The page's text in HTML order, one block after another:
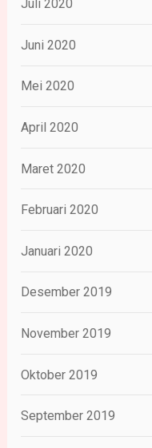
Juli 2020
Juni 2020
Mei 2020
April 2020
Maret 2020
Februari 2020
Januari 2020
Desember 2019
November 2019
Oktober 2019
September 2019